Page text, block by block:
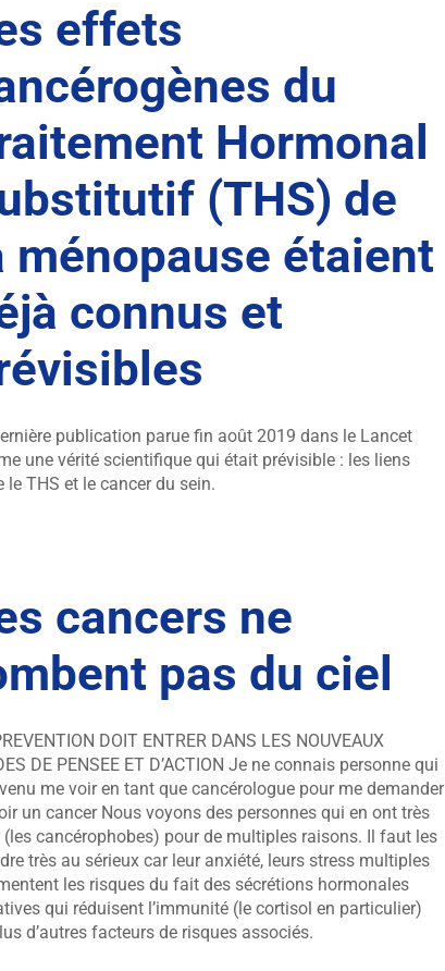
effets
du
Hormonal
(THS) de
ménopause étaient
connus et
publication parue fin août 2019 dans le Lancet
une vérité scientifique qui était prévisible : les liens
le THS et le cancer du sein.
cancers ne
pas du ciel
DOIT ENTRER DANS LES NOUVEAUX
DE PENSEE ET D’ACTION Je ne connais personne qui
me voir en tant que cancérologue pour me demander
un cancer Nous voyons des personnes qui en ont très
(les cancérophobes) pour de multiples raisons. Il faut les
très au sérieux car leur anxiété, leurs stress multiples
les risques du fait des sécrétions hormonales
qui réduisent l’immunité (le cortisol en particulier)
d’autres facteurs de risques associés.